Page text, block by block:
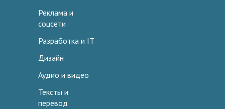
Реклама и
соцсети
Разработка и IT
Дизайн
Аудио и видео
Тексты и
перевод